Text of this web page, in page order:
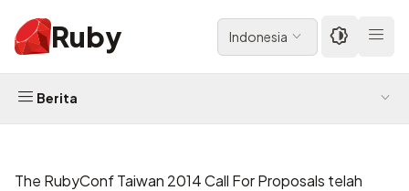
Ruby Indonesia
Berita
The RubyConf Taiwan 2014 Call For Proposals telah